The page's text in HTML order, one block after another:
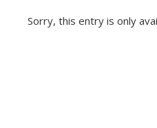
Sorry, this entry is only